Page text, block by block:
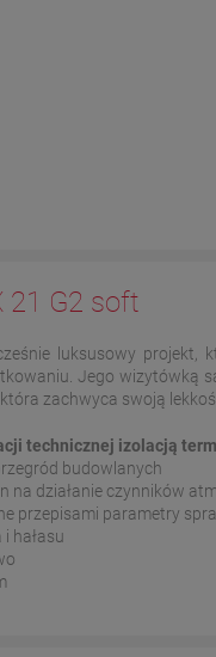
21 G2 soft
luksusowy projekt,
Jego wizytówką
zachwyca swoją
technicznej izolacją
budowlanych
na działanie czynników
przepisami parametry
hałasu